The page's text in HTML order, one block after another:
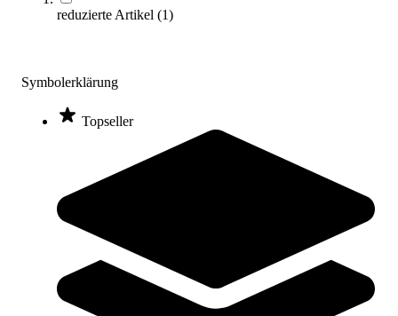
reduzierte Artikel (1)
Symbolerklärung
Topseller
TOGU® TrainChain
184,95 €
Zum Produkt
Noch 1 auf Lager
Kategorien & Filter